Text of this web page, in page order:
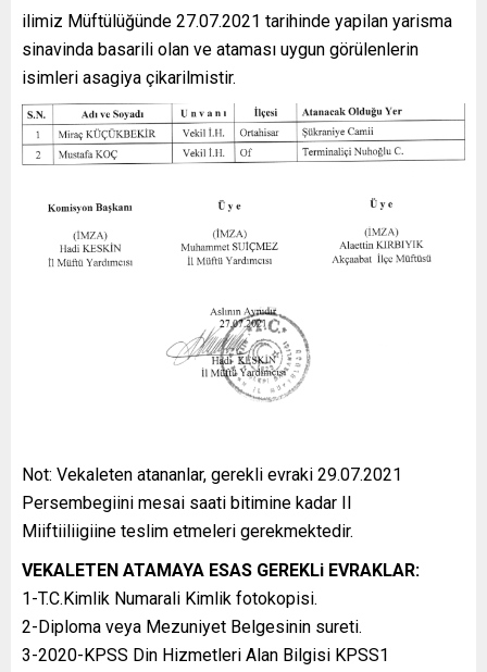
ilimiz Müftülüğünde 27.07.2021 tarihinde yapilan yarisma
sinavinda basarili olan ve ataması uygun görülenlerin
isimleri asagiya çikarilmistir.
Not: Vekaleten atananlar, gerekli evraki 29.07.2021
Persembegiini mesai saati bitimine kadar II
Miiftiiliigiine teslim etmeleri gerekmektedir.
VEKALETEN ATAMAYA ESAS GEREKLi EVRAKLAR:
1-T.C.Kimlik Numarali Kimlik fotokopisi.
2-Diploma veya Mezuniyet Belgesinin sureti.
3-2020-KPSS Din Hizmetleri Alan Bilgisi KPSS1